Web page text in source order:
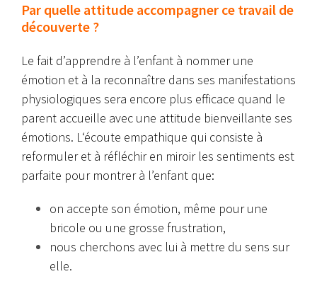
Par quelle attitude accompagner ce travail de
découverte ?
Le fait d’apprendre à l’enfant à nommer une
émotion et à la reconnaître dans ses manifestations
physiologiques sera encore plus efficace quand le
parent accueille avec une attitude bienveillante ses
émotions. L‘écoute empathique qui consiste à
reformuler et à réfléchir en miroir les sentiments est
parfaite pour montrer à l’enfant que:
on accepte son émotion, même pour une
bricole ou une grosse frustration,
nous cherchons avec lui à mettre du sens sur
elle.